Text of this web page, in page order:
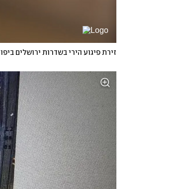
זירת פיגוע הירי בשדרות ירושלים ביפו